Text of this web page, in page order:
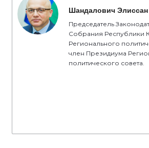
Шандалович
Председатель
Собрания Республики
Регионального
член Президиума
политического совета.